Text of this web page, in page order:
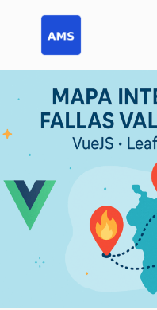
contenido